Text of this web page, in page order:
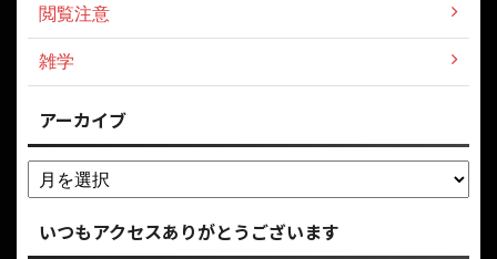
閲覧注意
雑学
アーカイブ
いつもアクセスありがとうございます